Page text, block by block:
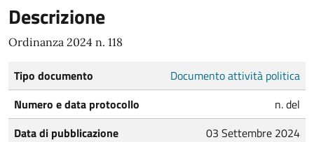
Descrizione
Ordinanza 2024 n. 118
Tipo documento
Documento attività politica
Numero e data protocollo
n. del
Data di pubblicazione
03 Settembre 2024